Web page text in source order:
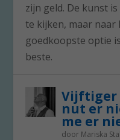
zijn geld. De kunst
te kijken, maar naar
goedkoopste optie
beste.
Vijftiger
nut er
me er
door Mariska